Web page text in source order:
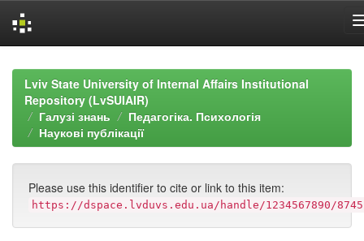
navigationLviv State University of Internal Affairs Institutional
Repository (LvSUIAIR)
Галузі знань
Педагогіка. Психологія
Наукові публікації
Please use this identifier to cite or link to this item:
https://dspace.lvduvs.edu.ua/handle/1234567890/8745